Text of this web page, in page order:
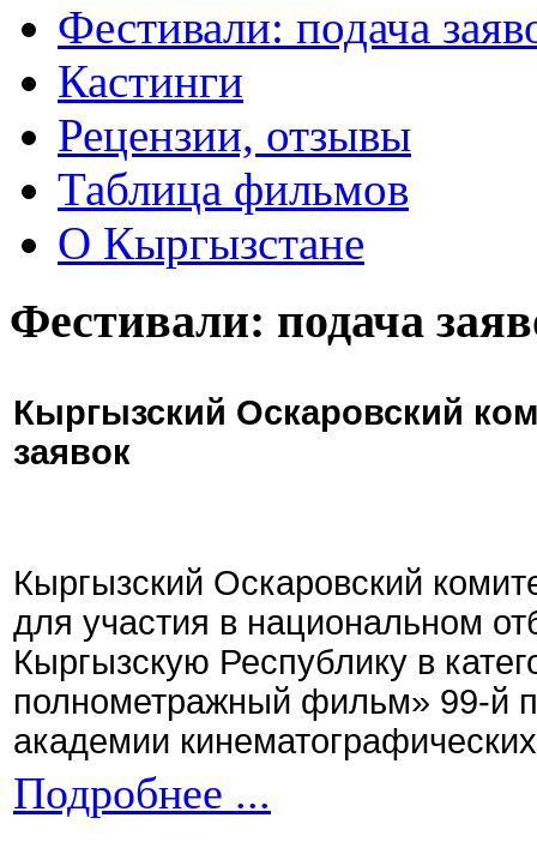
Фестивали: подача
Кастинги
Рецензии, отзывы
Таблица фильмов
О Кыргызстане
Фестивали: подача
Кыргызский Оскаровский
заявок
Кыргызский Оскаровский
для участия в национальном
Кыргызскую Республику в
полнометражный фильм» 99-й
академии
Подробнее ...